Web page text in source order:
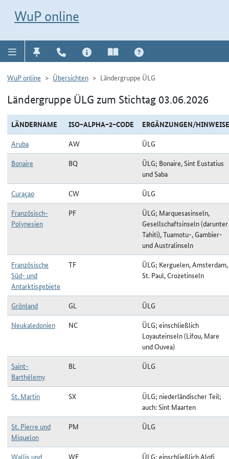
WuP online
WuP online Übersichten Ländergruppe ÜLG
Ländergruppe ÜLG zum Stichtag 03.06.2026
LÄNDERNAME ISO−ALPHA−2−CODE
ERGÄNZUNGEN/HINWEISE
Aruba
AW
ÜLG
Bonaire
BQ
ÜLG; Bonaire, Sint Eustatius
und Saba
Curaçao
CW
ÜLG
Französisch-
Polynesien
PF
ÜLG; Marquesasinseln,
Gesellschaftsinseln (darunter
Tahiti), Tuamotu-, Gambier-
und Australinseln
Französische
Süd- und
Antarktisgebiete
TF
ÜLG; Kerguelen, Amsterdam,
St. Paul, Crozetinseln
Grönland GL
ÜLG
Neukaledonien
NC
ÜLG; einschließlich
Loyauteinseln (Lifou, Mare
und Ouvea)
Saint-
Barthélemy
BL ÜLG
St. Martin SX
ÜLG; niederländischer Teil;
auch: Sint Maarten
St. Pierre und
Miquelon
PM ÜLG
Wallis und WF ÜLG; einschließlich Alofi